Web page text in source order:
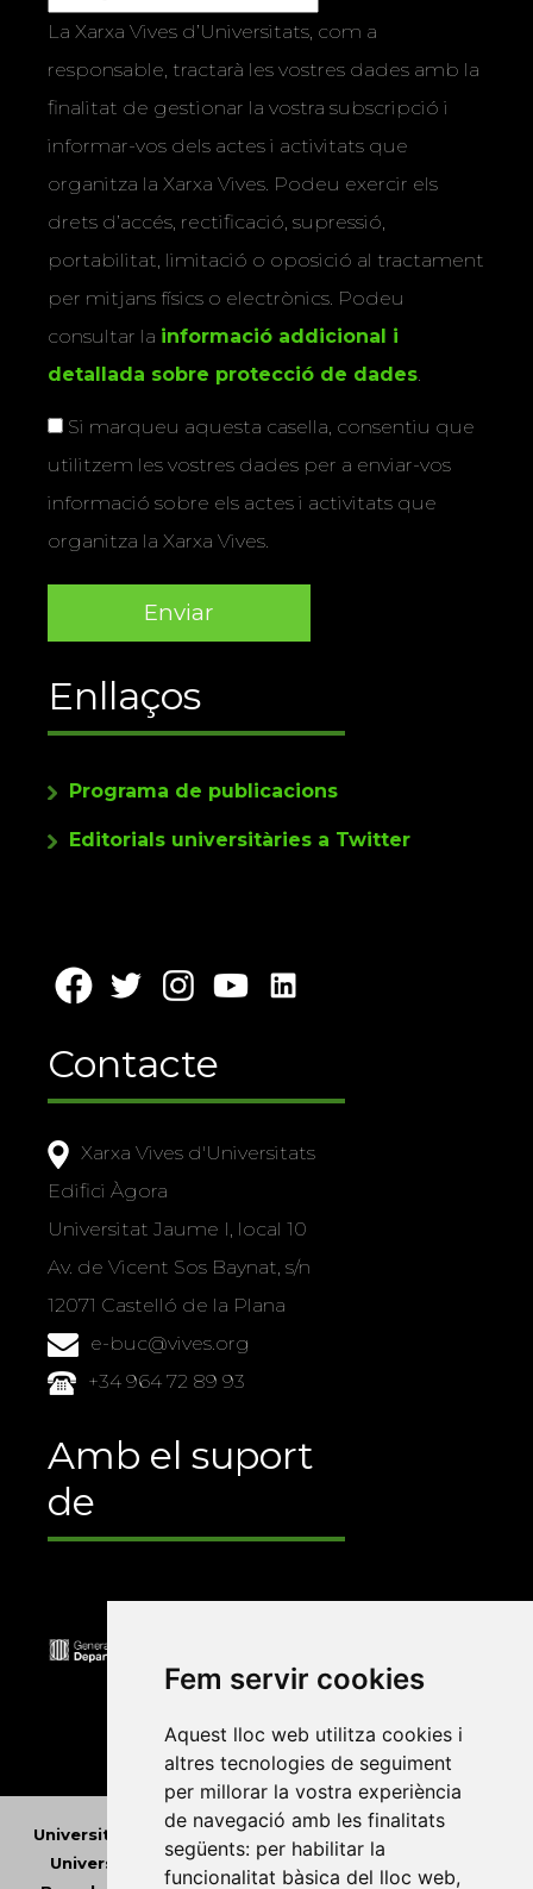
Fem servir cookies
Aquest lloc web utilitza cookies i
altres tecnologies de seguiment
per millorar la vostra experiència
de navegació amb les finalitats
següents: per habilitar la
funcionalitat bàsica del lloc web,
La Xarxa Vives d’Universitats, com a
responsable, tractarà les vostres dades amb la
finalitat de gestionar la vostra subscripció i
informar-vos dels actes i activitats que
organitza la Xarxa Vives. Podeu exercir els
drets d’accés, rectificació, supressió,
portabilitat, limitació o oposició al tractament
per mitjans físics o electrònics. Podeu
consultar la informació addicional i
detallada sobre protecció de dades
Si marqueu aquesta casella, consentiu que
utilitzem les vostres dades per a enviar-vos
informació sobre els actes i activitats que
organitza la Xarxa Vives.
Enllaços
Programa de publicacions
Editorials universitàries a Twitter
Contacte
Xarxa Vives d'Universitats
Edifici Àgora
Universitat Jaume I, local 10
Av. de Vicent Sos Baynat, s/n
12071 Castelló de la Plana
e-buc@vives.org
+34 964 72 89 93
Amb el suport
de
Universitat Abat Oliba CEU•Universitat d'Alacant
Universitat d'Andorra•Universitat Autònoma de